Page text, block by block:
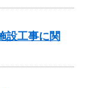
設工事に関